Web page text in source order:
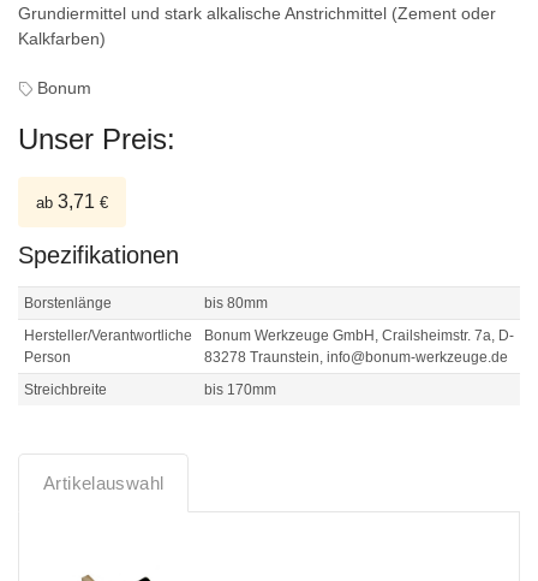
Grundiermittel und stark alkalische Anstrichmittel (Zement oder
Kalkfarben)
Bonum
Unser Preis:
ab 3,71 €
Spezifikationen
Borstenlänge
bis 80mm
Hersteller/Verantwortliche
Person
Bonum Werkzeuge GmbH, Crailsheimstr. 7a, D-
83278 Traunstein, info@bonum-werkzeuge.de
Streichbreite
bis 170mm
Artikelauswahl